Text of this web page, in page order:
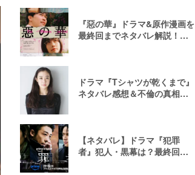
『惡の華』ドラマ&原作漫画を
最終回までネタバレ解説！ア
ドラマ『Tシャツが乾くまで』
ネタバレ感想＆不倫の真相や
【ネタバレ】ドラマ『犯罪
者』犯人・黒幕は？最終回ラ